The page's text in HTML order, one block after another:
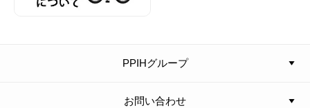
PPIHグループ
お問い合わせ